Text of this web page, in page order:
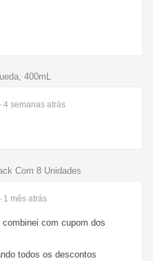
400mL
4 semanas atrás
Com 8 Unidades
1 mês atrás
com cupom dos
todos os descontos